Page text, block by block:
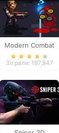
Modern Combat
Defense
Зіграли: 197,947